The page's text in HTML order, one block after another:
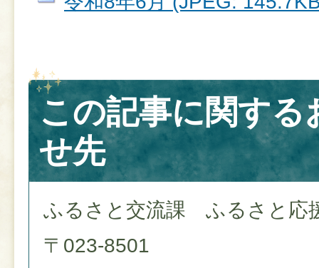
この記事に関する
せ先
ふるさと交流課 ふるさと応
〒023-8501